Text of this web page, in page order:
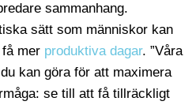
sammanhang.
sätt som människor kan
mer produktiva dagar. ”Våra
kan göra för att maximera
se till att få tillräckligt